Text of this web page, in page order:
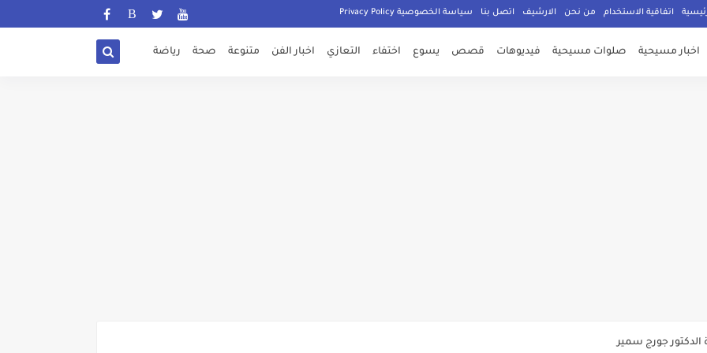
اتفاقية الاستخدام من نحن الارشيف اتصل بنا سياسة الخصوصية Privacy Policy
اخبار مسيحية صلوات مسيحية فيديوهات قصص يسوع اختفاء التعازي اخبار الفن متنوعة صحة رياضة
الامان في العالم اجمع